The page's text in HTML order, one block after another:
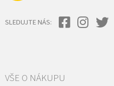
SLEDUJTE NÁS:
VŠE O NÁKUPU